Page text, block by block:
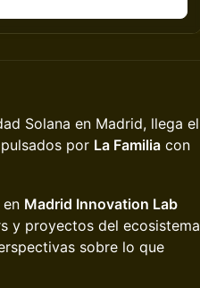
Solana en Madrid, llega el
por La Familia con
Madrid Innovation Lab
y proyectos del ecosistema
sobre lo que